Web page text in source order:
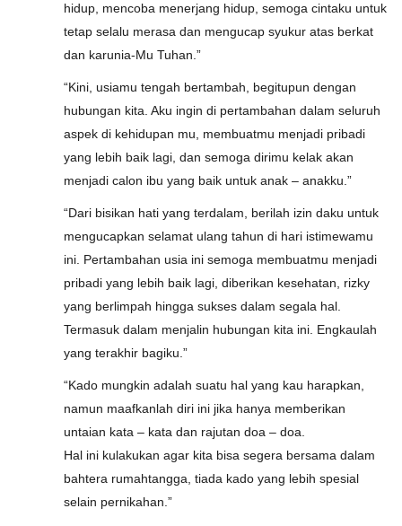
hidup, mencoba menerjang hidup, semoga cintaku untuk
tetap selalu merasa dan mengucap syukur atas berkat
dan karunia-Mu Tuhan.”
“Kini, usiamu tengah bertambah, begitupun dengan
hubungan kita. Aku ingin di pertambahan dalam seluruh
aspek di kehidupan mu, membuatmu menjadi pribadi
yang lebih baik lagi, dan semoga dirimu kelak akan
menjadi calon ibu yang baik untuk anak – anakku.”
“Dari bisikan hati yang terdalam, berilah izin daku untuk
mengucapkan selamat ulang tahun di hari istimewamu
ini. Pertambahan usia ini semoga membuatmu menjadi
pribadi yang lebih baik lagi, diberikan kesehatan, rizky
yang berlimpah hingga sukses dalam segala hal.
Termasuk dalam menjalin hubungan kita ini. Engkaulah
yang terakhir bagiku.”
“Kado mungkin adalah suatu hal yang kau harapkan,
namun maafkanlah diri ini jika hanya memberikan
untaian kata – kata dan rajutan doa – doa.
Hal ini kulakukan agar kita bisa segera bersama dalam
bahtera rumahtangga, tiada kado yang lebih spesial
selain pernikahan.”